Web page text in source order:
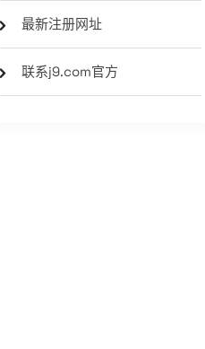
最新注册网址
联系j9.com官方